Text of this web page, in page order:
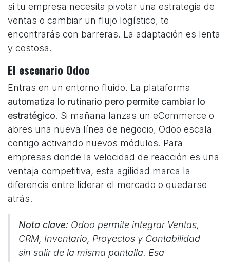
si tu empresa necesita pivotar una estrategia de
ventas o cambiar un flujo logístico, te
encontrarás con barreras. La adaptación es lenta
y costosa.
El escenario Odoo
Entras en un entorno fluido. La plataforma
automatiza lo rutinario pero permite cambiar lo
estratégico. Si mañana lanzas un eCommerce o
abres una nueva línea de negocio, Odoo escala
contigo activando nuevos módulos. Para
empresas donde la velocidad de reacción es una
ventaja competitiva, esta agilidad marca la
diferencia entre liderar el mercado o quedarse
atrás.
Nota clave: Odoo permite integrar Ventas,
CRM, Inventario, Proyectos y Contabilidad
sin salir de la misma pantalla. Esa